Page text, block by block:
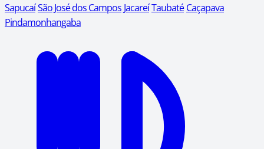
SapucaíSão José dos Campos JacareíTaubaté Caçapava
Pindamonhangaba